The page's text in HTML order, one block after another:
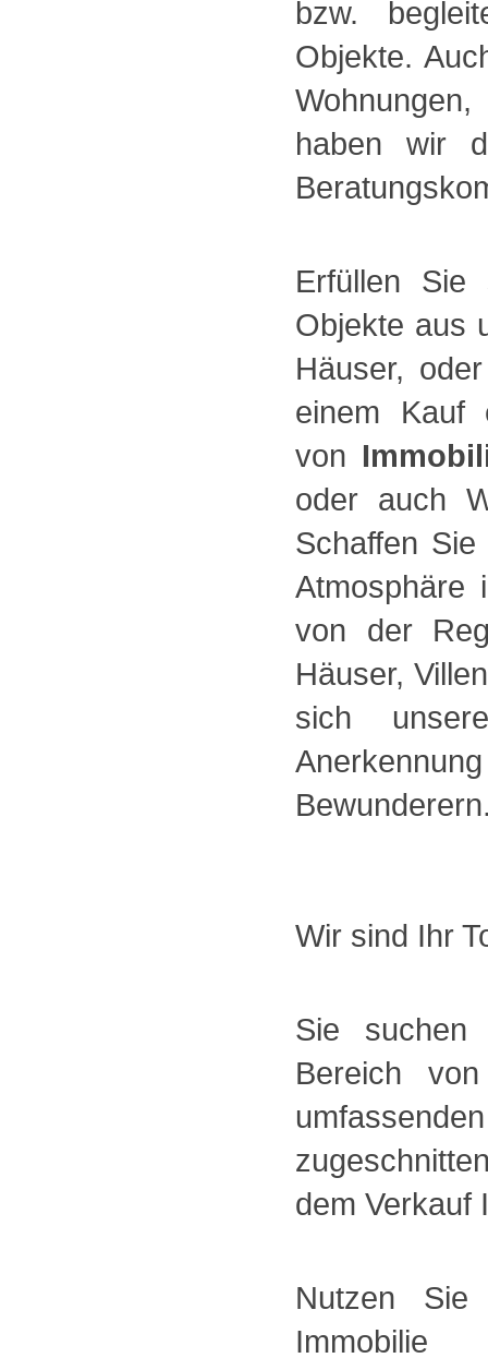
bzw.
Objekte.
haben wir
Erfüllen Sie
Objekte aus
Häuser,
einem Kauf
von
oder auch
Schaffen
Atmosphäre
von der
Häuser,
sich
Wir sind Ihr
Sie suchen
Bereich
dem Verkauf
Nutzen
Immobilie